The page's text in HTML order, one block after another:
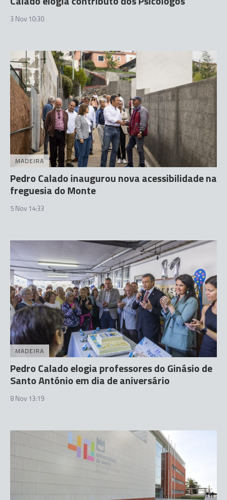
3 Nov 10:30
MADEIRA
Pedro Calado inaugurou nova acessibilidade na
freguesia do Monte
5 Nov 14:33
MADEIRA
Pedro Calado elogia professores do Ginásio de
Santo António em dia de aniversário
8 Nov 13:19